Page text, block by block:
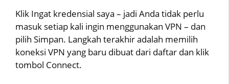
Klik Ingat kredensial saya – jadi Anda tidak perlu
masuk setiap kali ingin menggunakan VPN – dan
pilih Simpan. Langkah terakhir adalah memilih
koneksi VPN yang baru dibuat dari daftar dan klik
tombol Connect.